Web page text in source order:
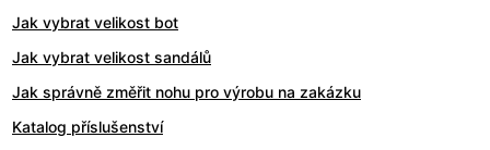
Jak vybrat velikost bot
Jak vybrat velikost sandálů
Jak správně změřit nohu pro výrobu na zakázku
Katalog příslušenství